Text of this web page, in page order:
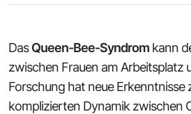
DasQueen-Bee-Syndrom kann
zwischen Frauen am Arbeitsplatz
Forschung hat neue Erkenntnisse
komplizierten Dynamik zwischen